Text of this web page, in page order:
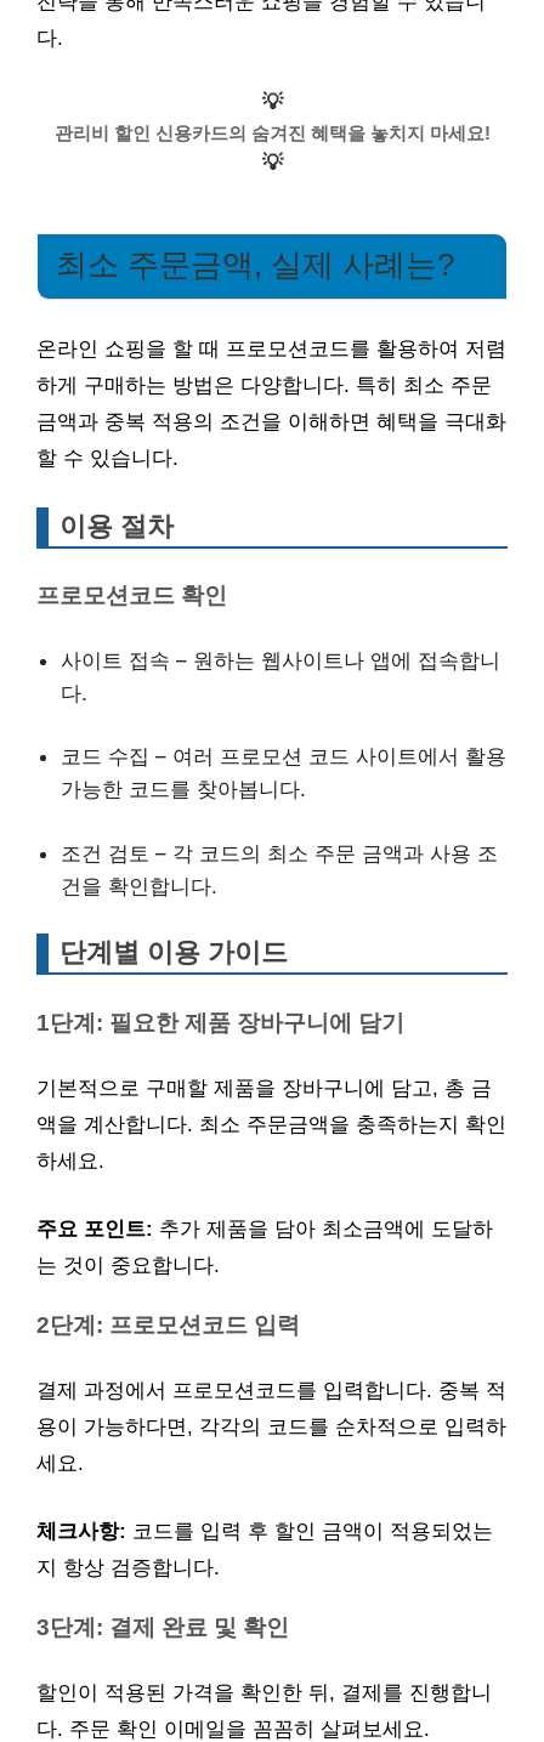
다.
💡
관리비 할인 신용카드의 숨겨진 혜택을 놓치지 마세요!
💡
최소 주문금액, 실제 사례는?
온라인 쇼핑을 할 때 프로모션코드를 활용하여 저렴
하게 구매하는 방법은 다양합니다. 특히 최소 주문
금액과 중복 적용의 조건을 이해하면 혜택을 극대화
할 수 있습니다.
이용 절차
프로모션코드 확인
사이트 접속 – 원하는 웹사이트나 앱에 접속합니
다.
코드 수집 – 여러 프로모션 코드 사이트에서 활용
가능한 코드를 찾아봅니다.
조건 검토 – 각 코드의 최소 주문 금액과 사용 조
건을 확인합니다.
단계별 이용 가이드
1단계: 필요한 제품 장바구니에 담기
기본적으로 구매할 제품을 장바구니에 담고, 총 금
액을 계산합니다. 최소 주문금액을 충족하는지 확인
하세요.
주요 포인트: 추가 제품을 담아 최소금액에 도달하
는 것이 중요합니다.
2단계: 프로모션코드 입력
결제 과정에서 프로모션코드를 입력합니다. 중복 적
용이 가능하다면, 각각의 코드를 순차적으로 입력하
세요.
체크사항: 코드를 입력 후 할인 금액이 적용되었는
지 항상 검증합니다.
3단계: 결제 완료 및 확인
할인이 적용된 가격을 확인한 뒤, 결제를 진행합니
다. 주문 확인 이메일을 꼼꼼히 살펴보세요.